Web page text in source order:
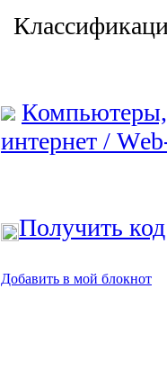
интернет /
Получить
Добавить в мой блокнот